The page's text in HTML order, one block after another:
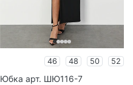
46 48 50 52
Юбка арт. ШЮ116-7